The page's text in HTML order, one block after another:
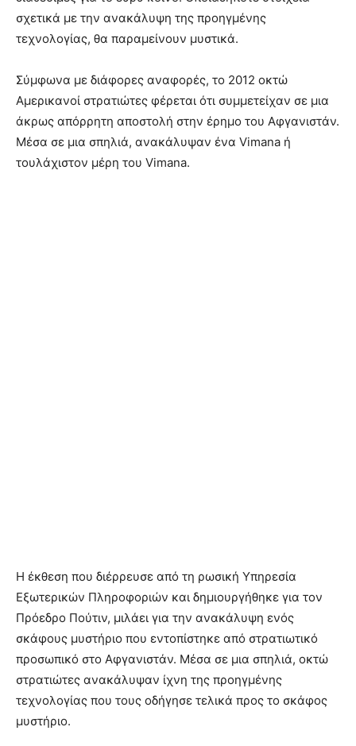
σχετικά με την ανακάλυψη της προηγμένης
τεχνολογίας, θα παραμείνουν μυστικά.
Σύμφωνα με διάφορες αναφορές, το 2012 οκτώ
Αμερικανοί στρατιώτες φέρεται ότι συμμετείχαν σε μια
άκρως απόρρητη αποστολή στην έρημο του Αφγανιστάν.
Μέσα σε μια σπηλιά, ανακάλυψαν ένα Vimana ή
τουλάχιστον μέρη του Vimana.
Η έκθεση που διέρρευσε από τη ρωσική Υπηρεσία
Εξωτερικών Πληροφοριών και δημιουργήθηκε για τον
Πρόεδρο Πούτιν, μιλάει για την ανακάλυψη ενός
σκάφους μυστήριο που εντοπίστηκε από στρατιωτικό
προσωπικό στο Αφγανιστάν. Μέσα σε μια σπηλιά, οκτώ
στρατιώτες ανακάλυψαν ίχνη της προηγμένης
τεχνολογίας που τους οδήγησε τελικά προς το σκάφος
μυστήριο.